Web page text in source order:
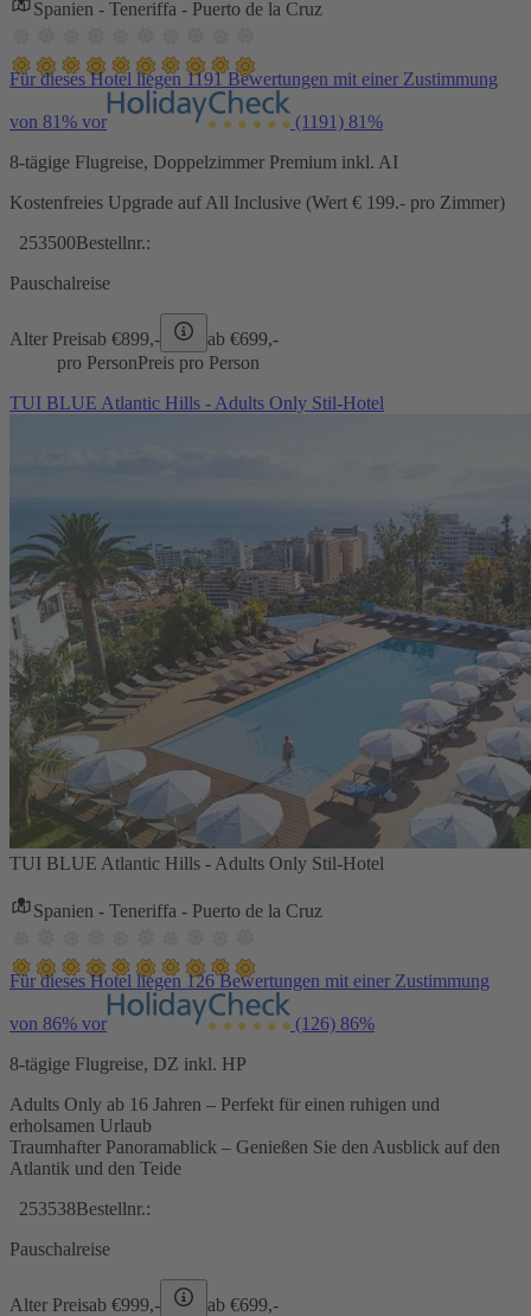
Spanien - Teneriffa - Puerto de la Cruz
Für dieses Hotel liegen 1191 Bewertungen mit einer Zustimmung
von 81% vor (1191) 81%
8-tägige Flugreise, Doppelzimmer Premium inkl. AI
Kostenfreies Upgrade auf All Inclusive (Wert € 199.- pro Zimmer)
253500Bestellnr.:
Pauschalreise
Alter Preisab €899,- ab €699,-
pro PersonPreis pro Person
TUI BLUE Atlantic Hills - Adults Only Stil-Hotel
TUI BLUE Atlantic Hills - Adults Only Stil-Hotel
Spanien - Teneriffa - Puerto de la Cruz
Für dieses Hotel liegen 126 Bewertungen mit einer Zustimmung
von 86% vor (126) 86%
8-tägige Flugreise, DZ inkl. HP
Adults Only ab 16 Jahren – Perfekt für einen ruhigen und
erholsamen Urlaub
Traumhafter Panoramablick – Genießen Sie den Ausblick auf den
Atlantik und den Teide
253538Bestellnr.:
Pauschalreise
Alter Preisab €999,- ab €699,-